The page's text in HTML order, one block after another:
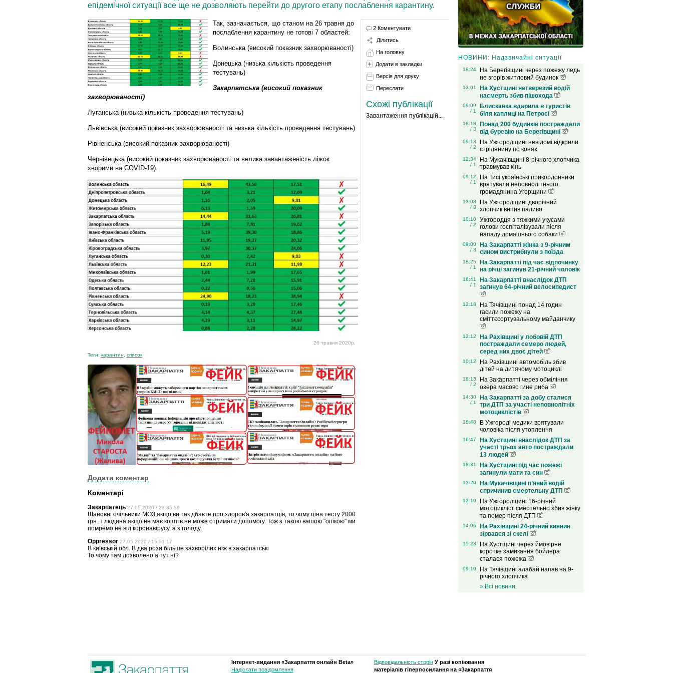
епідемічної ситуації все ще не дозволяють перейти до другого етапу послаблення карантину.
Так, зазначається, що станом на 26 травня до
послаблення карантину не готові 7 областей:
Волинська (високий показник захворюваності)
Донецька (низька кількість проведення
тестувань)
Закарпатська (високий показник
захворюваності)
Луганська (низька кількість проведення тестувань)
Львівська (високий показник захворюваності та низька кількість проведення тестувань)
Рівненська (високий показник захворюваності)
Чернівецька (високий показник захворюваності та велика завантаженість ліжок
хворими на COVID-19).
26 травня 2020р.
Теги: карантин список
Додати коментар
Коментарі
Закарпатець 27.05.2020 / 23:35:59
Шановні очільники МОЗ,якщо ви так дбаєте про здоров'я закарпатців, то чому ціна тесту 2000
грн., і людина якщо не має коштів не може отримати допомогу. Тож з такою вашою "опікою" ми
помремо не від коронавірусу, а з голоду.
Oppressor 27.05.2020 / 15:51:17
В київській обл. В два рози більше захворілих ніж в закарпатські
То чому там дозволено а тут ні?
2 Коментувати
Ділитись
На головну
Додати в закладки
Версія для друку
Переслати
Схожі публікації
Завантаження публікацій...
НОВИНИ: Надзвичайні ситуації
18:24
На Берегівщині через пожежу ледь
не згорів житловий будинок
13:01
На Хустщині нетверезий водій
насмерть збив пішохода
09:09
/ 1
Блискавка вдарила в туристів
біля каплиці на Петросі
18:18
/ 3
Понад 200 будинків постраждали
від буревію на Берегівщині
09:13
/ 2
На Ужгородщині невідомі відкрили
стрілянину по конях
12:34
/ 1
На Мукачівщині 8-річного хлопчика
травмував кінь
09:12
/ 1
На Тисі українські прикордонники
врятували неповнолітнього
громадянина Угорщини
13:08
/ 3
На Ужгородщині дворічний
хлопчик випив паливо
10:10
/ 2
Ужгородця з тяжкими укусами
голови госпіталізували після
нападу домашнього собаки
09:00
/ 3
На Закарпатті жінка з 9-річним
сином вистрибнули з поїзда
18:25
/ 1
На Закарпатті під час відпочинку
на річці загинув 21-річний чоловік
16:41
/ 1
На Закарпатті внаслідок ДТП
загинув 64-річний велосипедист
12:18
На Тячівщині понад 14 годин
гасили пожежу на
сміттєсортувальному майданчику
12:12
На Рахівщині у лобовій ДТП
постраждали семеро людей,
серед них двоє дітей
10:12
На Рахівщині автомобіль збив
дітей на дитячому мотоциклі
18:13
/ 2
На Закарпатті через обміління
озера масово гине риба
14:30
/ 1
На Закарпатті за добу сталися
три ДТП за участі неповнолітніх
мотоциклістів
18:48
В Ужгороді медики врятували
чоловіка після утоплення
16:47
На Хустщині внаслідок ДТП за
участі трьох авто постраждали
13 людей
18:31
На Хустщині під час пожежі
загинули мати та син
13:20
На Мукачівщині п’яний водій
спричинив смертельну ДТП
12:10
На Ужгородщині 16-річний
мотоцикліст смертельно збив жінку
та помер після ДТП
14:06
На Рахівщині 24-річний киянин
зірвався зі скелі
15:23
На Хустщині через ймовірне
коротке замикання бойлера
сталася пожежа
09:10
На Тячівщині алабай напав на 9-
річного хлопчика
» Всі новини
Інтернет-видання «Закарпаття онлайн Beta»
Надіслати повідомлення
Відповідальність сторін У разі копіювання
матеріалів гіперпосилання на «Закарпаття